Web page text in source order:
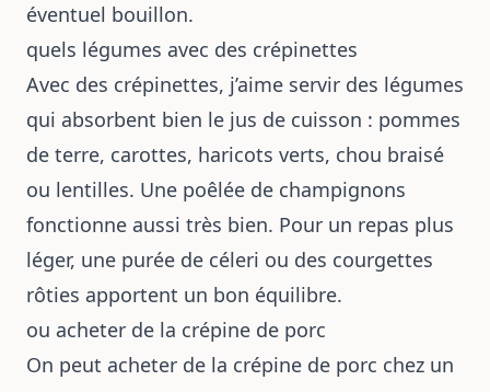
éventuel bouillon.
quels légumes avec des crépinettes
Avec des crépinettes, j’aime servir des légumes
qui absorbent bien le jus de cuisson : pommes
de terre, carottes, haricots verts, chou braisé
ou lentilles. Une poêlée de champignons
fonctionne aussi très bien. Pour un repas plus
léger, une purée de céleri ou des courgettes
rôties apportent un bon équilibre.
ou acheter de la crépine de porc
On peut acheter de la crépine de porc chez un